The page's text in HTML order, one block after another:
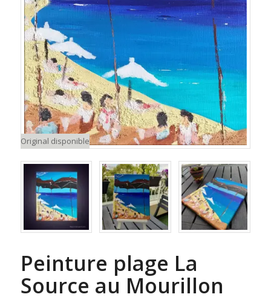
Original disponible
Peinture plage La
Source au Mourillon